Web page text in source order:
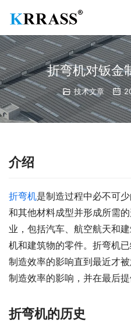
折弯机对钣金
技术文章
介绍
折弯机是制造过程中必不可
和其他材料成型并形成所需的
业，包括汽车、航空航天和
机和建筑物的零件。折弯机
制造效率的影响直到最近才
制造效率的影响，并在最后提
折弯机的历史